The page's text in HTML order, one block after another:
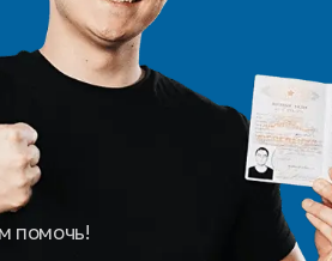
помочь!